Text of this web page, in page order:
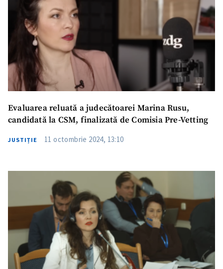
Evaluarea reluată a judecătoarei Marina Rusu,
candidată la CSM, finalizată de Comisia Pre-Vetting
JUSTIȚIE 11 octombrie 2024, 13:10